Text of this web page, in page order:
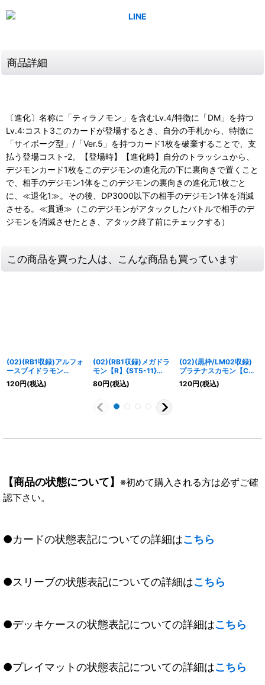
商品詳細
〔進化〕名称に「ティラノモン」を含むLv.4/特徴に「DM」を持つ
Lv.4:コスト3このカードが登場するとき、自分の手札から、特徴に
「サイボーグ型」/「Ver.5」を持つカード1枚を破棄することで、支
払う登場コスト-2。【登場時】【進化時】自分のトラッシュから、
デジモンカード1枚をこのデジモンの進化元の下に裏向きで置くこと
で、相手のデジモン1体をこのデジモンの裏向きの進化元1枚ごと
に、≪退化1≫。その後、DP3000以下の相手のデジモン1体を消滅
させる。≪貫通≫（このデジモンがアタックしたバトルで相手のデ
ジモンを消滅させたとき、アタック終了前にチェックする）
この商品を買った人は、こんな商品も買っています
(02)(RB1収録)アルフォ
ースブイドラモン
【SR】{BT2-032}
《青》
120円(税込)
(02)(RB1収録)メガドラ
モン【R】{ST5-11}
《黒》
80円(税込)
(02)(黒枠/LM02収録)
プラチナスカモン【C】
{BT13-065}《黒》
120円(税込)
【商品の状態について】 ※初めて購入される方は必ずご確
認下さい。
●カードの状態表記についての詳細はこちら
●スリーブの状態表記についての詳細はこちら
●デッキケースの状態表記についての詳細はこちら
●プレイマットの状態表記についての詳細はこちら